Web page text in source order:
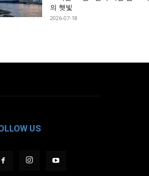
의 햇빛
2026-07-18
US